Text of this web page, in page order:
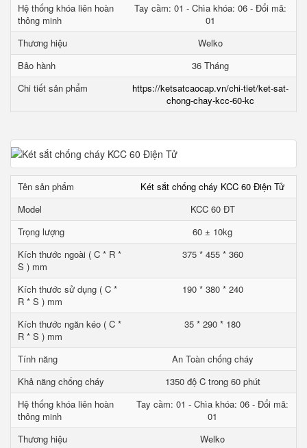
Hệ thống khóa liên hoàn
thông minh
Tay cầm: 01 - Chìa khóa: 06 - Đổi mã:
01
Thương hiệu
Welko
Bảo hành
36 Tháng
Chi tiết sản phẩm
https://ketsatcaocap.vn/chi-tiet/ket-sat-
chong-chay-kcc-60-kc
Tên sản phẩm
Két sắt chống cháy KCC 60 Điện Tử
Model
KCC 60 ĐT
Trọng lượng
60 ± 10kg
Kích thước ngoài ( C * R *
S ) mm
375 * 455 * 360
Kích thước sử dụng ( C *
R * S ) mm
190 * 380 * 240
Kích thước ngăn kéo ( C *
R * S ) mm
35 * 290 * 180
Tính năng
An Toàn chống cháy
Khả năng chống cháy
1350 độ C trong 60 phút
Hệ thống khóa liên hoàn
thông minh
Tay cầm: 01 - Chìa khóa: 06 - Đổi mã:
01
Thương hiệu
Welko